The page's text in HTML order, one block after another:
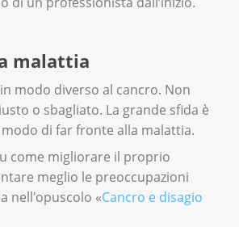
malattia
modo diverso al cancro. Non
o sbagliato. La grande sfida è
di far fronte alla malattia.
come migliorare il proprio
meglio le preoccupazioni
nell'opuscolo «Cancro e disagio